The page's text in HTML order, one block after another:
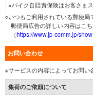
※バイク自賠責保険はお客さま
○いつもご利用されている郵便局
郵便局広告の詳しい内容はこ
（https://www.jp-comm.jp/
お問い合わせ
※サービスの内容によってお問い
集荷のご依頼について